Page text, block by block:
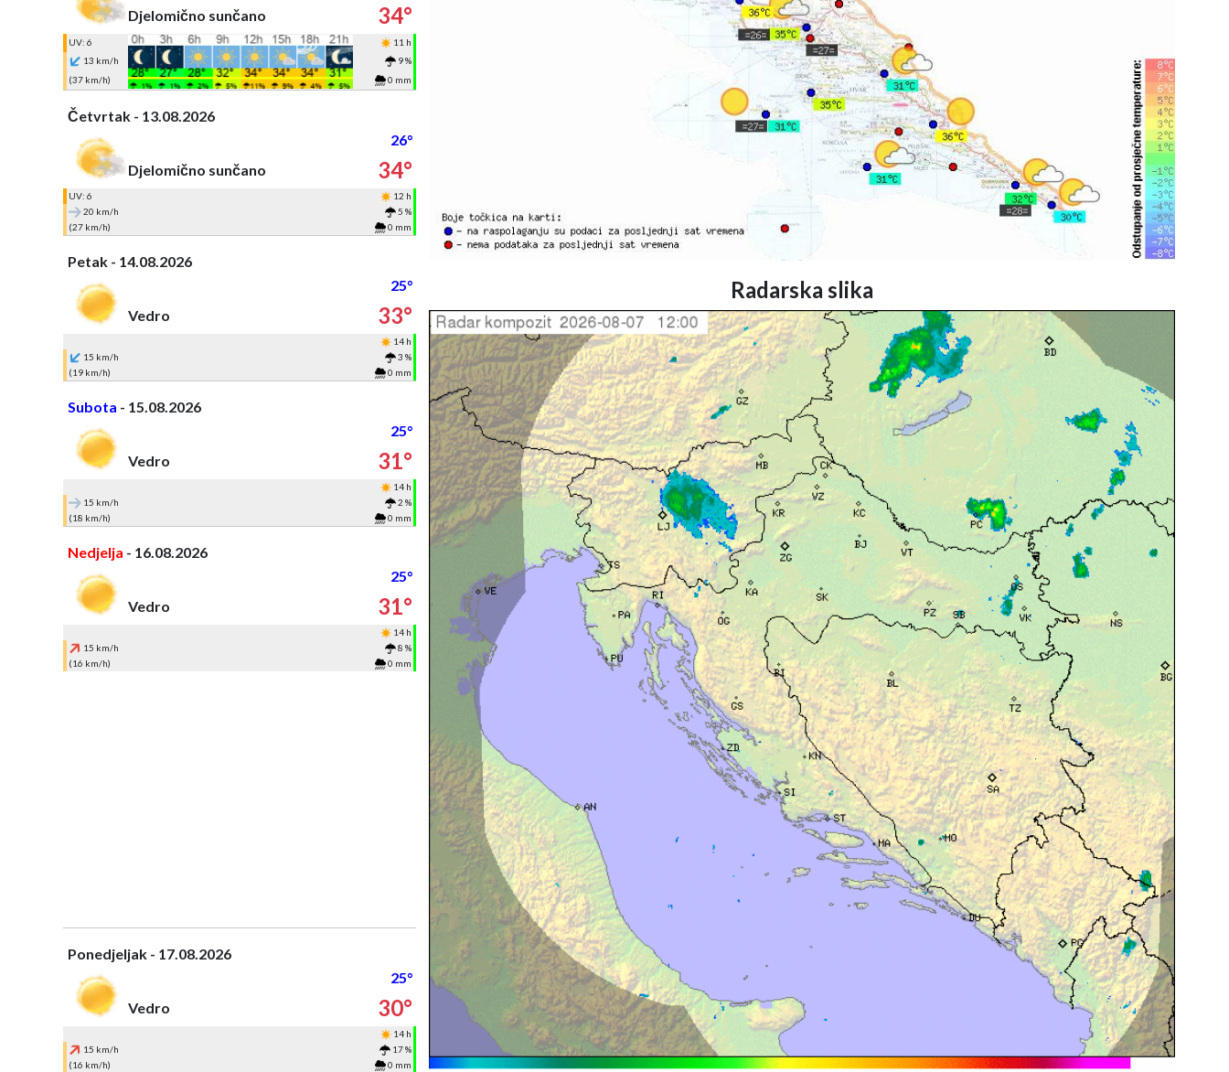
Djelomično sunčano
34°
UV: 6
11 h
13 km/h
9 %
(37 km/h)
0 mm
Četvrtak - 13.08.2026
26°
Djelomično sunčano
34°
UV: 6
12 h
20 km/h
5 %
(27 km/h)
0 mm
Petak - 14.08.2026
25°
Vedro
33°
14 h
15 km/h
3 %
(19 km/h)
0 mm
Subota - 15.08.2026
25°
Vedro
31°
14 h
15 km/h
2 %
(18 km/h)
0 mm
Nedjelja - 16.08.2026
25°
Vedro
31°
14 h
15 km/h
8 %
(16 km/h)
0 mm
Ponedjeljak - 17.08.2026
25°
Vedro
30°
14 h
15 km/h
17 %
(16 km/h)
0 mm
Radarska slika